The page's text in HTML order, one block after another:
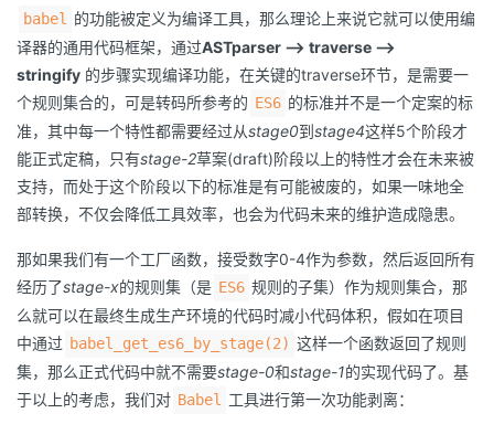
验
收
藏
议
babel
的功能被定义为编译工具，那么理论上来说它就可以使用编
译器的通用代码框架，通过ASTparser --> traverse -->
stringify 的步骤实现编译功能，在关键的traverse环节，是需要一
个规则集合的，可是转码所参考的 ES6 的标准并不是一个定案的标
准，其中每一个特性都需要经过从stage0到stage4这样5个阶段才
能正式定稿，只有stage-2草案(draft)阶段以上的特性才会在未来被
支持，而处于这个阶段以下的标准是有可能被废的，如果一味地全
部转换，不仅会降低工具效率，也会为代码未来的维护造成隐患。
那如果我们有一个工厂函数，接受数字0-4作为参数，然后返回所有
经历了stage-x的规则集（是 ES6 规则的子集）作为规则集合，那
么就可以在最终生成生产环境的代码时减小代码体积，假如在项目
中通过 babel_get_es6_by_stage(2) 这样一个函数返回了规则
集，那么正式代码中就不需要stage-0和stage-1的实现代码了。基
于以上的考虑，我们对 Babel 工具进行第一次功能剥离：